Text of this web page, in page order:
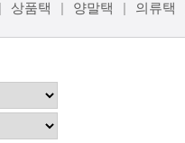
상품택 양말택 의류택